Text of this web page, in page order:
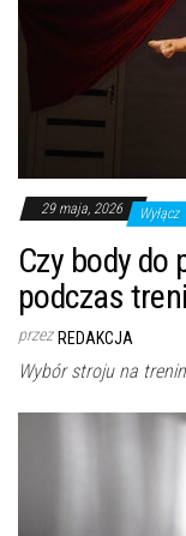
29 maja, 2026 Wyłącz
Czy body do
podczas
przez REDAKCJA
Wybór stroju na